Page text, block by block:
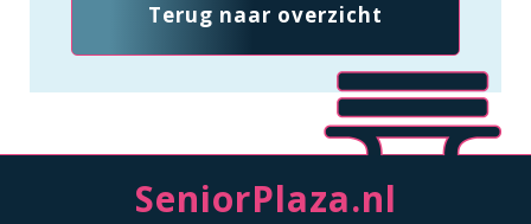
Terug naar overzicht
SeniorPlaza.nl